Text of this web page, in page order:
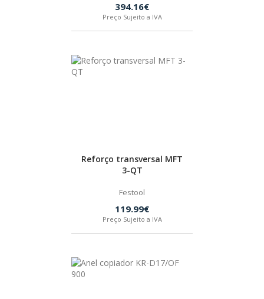
394.16€
Preço Sujeito a IVA
Reforço transversal MFT
3-QT
Festool
119.99€
Preço Sujeito a IVA